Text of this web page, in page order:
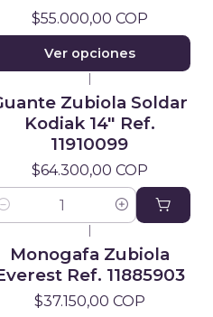
$55.000,00 COP
Ver opciones
Zubiola Soldar
Kodiak 14" Ref.
11910099
$64.300,00 COP
Monogafa Zubiola
Ref. 11885903
$37.150,00 COP